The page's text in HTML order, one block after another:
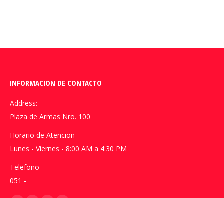
INFORMACION DE CONTACTO
Address:
Plaza de Armas Nro. 100
Horario de Atencion
Lunes - Viernes - 8:00 AM a 4:30 PM
Telefono
051 -